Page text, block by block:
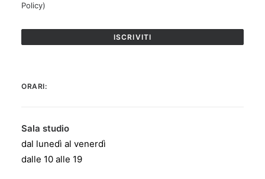
Policy)
ORARI:
Sala studio
dal lunedì al venerdì
dalle 10 alle 19